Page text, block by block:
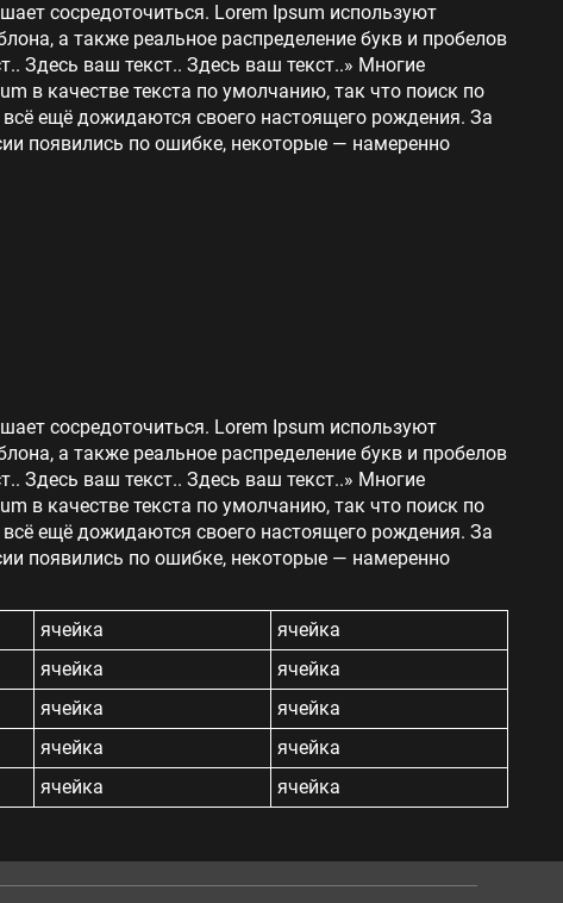
сосредоточиться. Lorem Ipsum используют
а также реальное распределение букв и пробелов
Здесь ваш текст.. Здесь ваш текст..» Многие
в качестве текста по умолчанию, так что поиск по
ещё дожидаются своего настоящего рождения. За
появились по ошибке, некоторые — намеренно
сосредоточиться. Lorem Ipsum используют
а также реальное распределение букв и пробелов
Здесь ваш текст.. Здесь ваш текст..» Многие
в качестве текста по умолчанию, так что поиск по
ещё дожидаются своего настоящего рождения. За
появились по ошибке, некоторые — намеренно
ячейка
ячейка
ячейка
ячейка
ячейка
ячейка
ячейка
ячейка
ячейка ячейка